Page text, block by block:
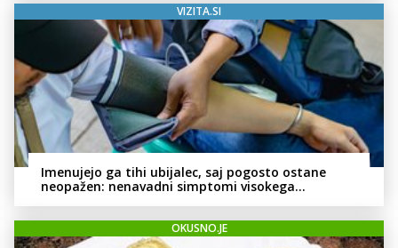
VIZITA.SI
Imenujejo ga tihi ubijalec, saj pogosto ostane
neopažen: nenavadni simptomi visokega
OKUSNO.JE